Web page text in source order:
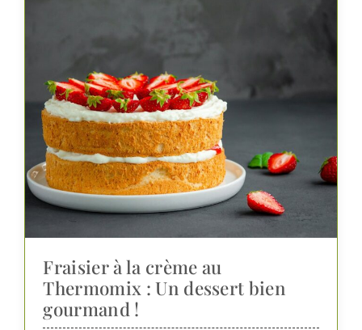
Fraisier à la crème au
Thermomix : Un dessert bien
gourmand !